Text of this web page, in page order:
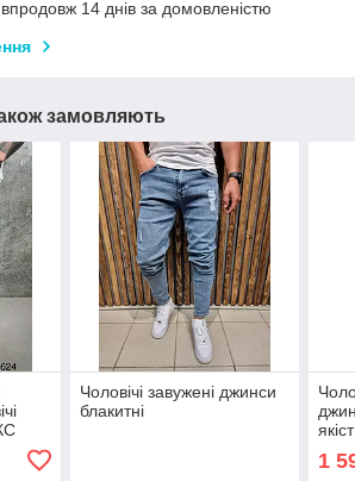
14 днів за домовленістю
замовляють
Чоловічі завужені джинси
блакитні
1